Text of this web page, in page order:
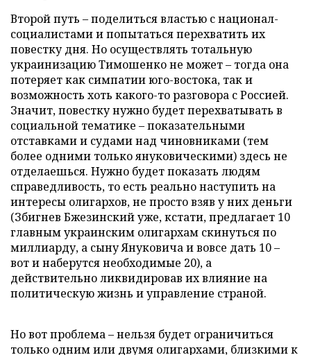
Второй путь – поделиться властью с национал-
социалистами и попытаться перехватить их
повестку дня. Но осуществлять тотальную
украинизацию Тимошенко не может – тогда она
потеряет как симпатии юго-востока, так и
возможность хоть какого-то разговора с Россией.
Значит, повестку нужно будет перехватывать в
социальной тематике – показательными
отставками и судами над чиновниками (тем
более одними только януковическими) здесь не
отделаешься. Нужно будет показать людям
справедливость, то есть реально наступить на
интересы олигархов, не просто взяв у них деньги
(Збигнев Бжезинский уже, кстати, предлагает 10
главным украинским олигархам скинуться по
миллиарду, а сыну Януковича и вовсе дать 10 –
вот и наберутся необходимые 20), а
действительно ликвидировав их влияние на
политическую жизнь и управление страной.
Но вот проблема – нельзя будет ограничиться
только одним или двумя олигархами, близкими к